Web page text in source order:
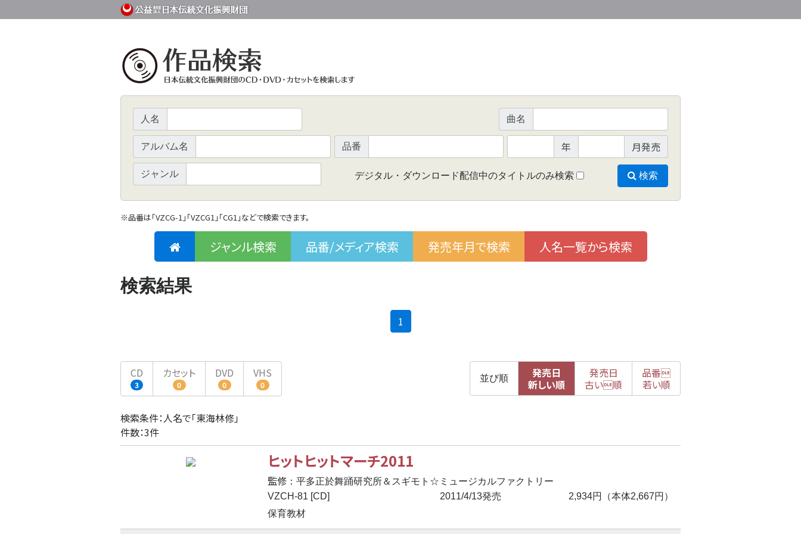
人名 曲名
アルバム名 品番 年 月発売
ジャンル デジタル・ダウンロード配信中のタイトルのみ検索 検索
※品番は「VZCG-1」「VZCG1」「CG1」などで検索できます。
ジャンル検索 品番/メディア検索 発売年月で検索 人名一覧から検索
検索結果
1
CD
3
カセット
0
DVD
0
VHS
0
並び順
発売日
新しい順
発売日
古い順
品番
若い順
検索条件：人名で「東海林修」
件数：3件
ヒットヒットマーチ2011
監修 ：平多正於舞踊研究所＆スギモト☆ミュージカルファクトリー
VZCH-81 [CD]
2011/4/13発売
2,934円（本体2,667円）
保育教材